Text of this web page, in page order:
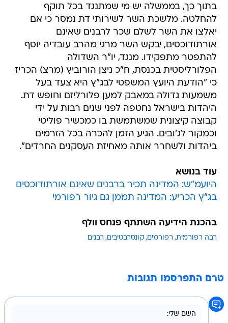
בתוך כך, בממשלה יש מי שמתנגד בכל תוקף
להחלטה. מלשכת השר לשירותי דת נמסר כי אם
יאלצו את השר לשלם שכר לרבנים שאינם
אורתודוכסים, יבקש השר מרגי מהרב עובדיה יוסף
להתפטר מתפקידו. מנגד, יו"ר השדולה
הפלורליסטית בכנסת, ח"כ ניצן הורוביץ (מרצ) הכריז
כי "הודעת היועץ המשפטי לבג"ץ היא צעד בעל
משמעות גדולה במאבק למען פלורליזם וחופש דת.
היהדות בישראל נחטפה לפני שנים רבות על ידי
קבוצה קיצונית שמשתמשת בו כמכשיר פוליטי
וכמקור לג'ובים. הגיע הזמן להכרה בכל הזרמים
ביהדות ולשחרר אותה מאחיזת העסקנים החרדים".
עוד בנושא
היועמ"ש: המדינה תכיר ברבנים שאינם אורתודוכסים
בג"ץ הכריע: המדינה תממן גם גיור רפורמי
בהכנת הידיעה השתתף פנחס וולף
רבה רפורמית רפורמים קונסרבטיבים רבנים
טרם התפרסמו תגובות